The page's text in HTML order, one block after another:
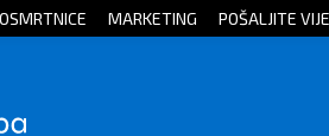
OSMRTNICE MARKETING POŠALJITE